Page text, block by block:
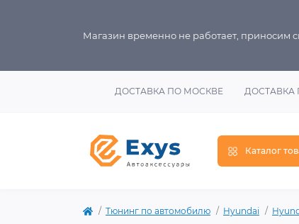
Магазин временно не работает, приносим
ДОСТАВКА ПО МОСКВЕ ДОСТАВКА
Каталог
Тюнинг по автомобилю Hyundai